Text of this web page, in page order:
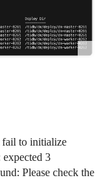
fail to initialize
expected 3
Please check the